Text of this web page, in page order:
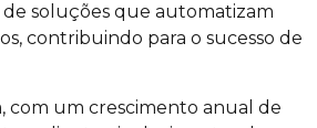
soluções que automatizam
contribuindo para o sucesso de
com um crescimento anual de